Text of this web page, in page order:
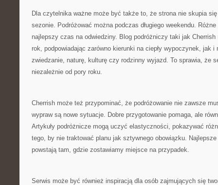
Dla czytelnika ważne może być także to, że strona nie skupia się
sezonie. Podróżować można podczas długiego weekendu.
najlepszy czas na odwiedziny. Blog podróżniczy taki jak Cherrish
rok, podpowiadając zarówno kierunki na ciepły wypoczynek, jak i
zwiedzanie, naturę, kulturę czy rodzinny wyjazd. To sprawia, że
niezależnie od pory roku.
Cherrish może też przypominać, że podróżowanie nie zawsze
wypraw są nowe sytuacje. Dobre przygotowanie pomaga, ale
Artykuły podróżnicze mogą uczyć elastyczności, pokazywać
tego, by nie traktować planu jak sztywnego obowiązku.
powstają tam, gdzie zostawiamy miejsce na przypadek.
Serwis może być również inspiracją dla osób zajmujących się